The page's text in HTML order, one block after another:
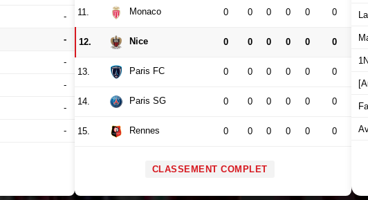
-
-
-
-
-
-
11. Monaco 0 0 0 0 0 0
12. Nice 0 0 0 0 0 0
13. Paris FC 0 0 0 0 0 0
14. Paris SG 0 0 0 0 0 0
15. Rennes 0 0 0 0 0 0
CLASSEMENT COMPLET